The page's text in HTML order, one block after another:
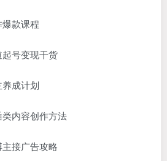
爆款课程
起号变现干货
养成计划
类内容创作方法
主接广告攻略